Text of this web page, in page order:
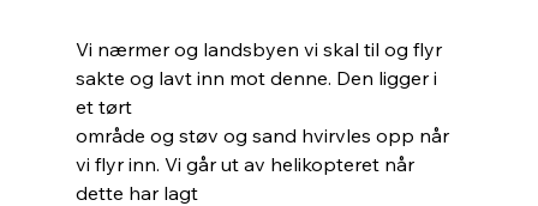
Vi nærmer og landsbyen vi skal til og flyr
sakte og lavt inn mot denne. Den ligger i
et tørt
område og støv og sand hvirvles opp når
vi flyr inn. Vi går ut av helikopteret når
dette har lagt